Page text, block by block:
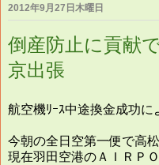
2012年9月27日木曜日
倒産防止に貢献
京出張
航空機ﾘｰｽ中途換金成功
今朝の全日空第一便で高
現在羽田空港のＡＩＲＰ